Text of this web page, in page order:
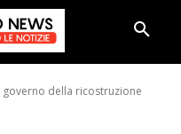
governo della ricostruzione